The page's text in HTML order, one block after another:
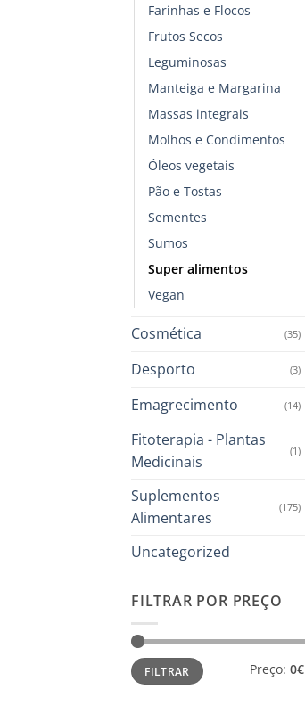
Farinhas e Flocos
Frutos Secos
Leguminosas
Manteiga e Margarina
Massas integrais
Molhos e Condimentos
Óleos vegetais
Pão e Tostas
Sementes
Sumos
Super alimentos
Vegan
Cosmética (35)
Desporto (3)
Emagrecimento (14)
Fitoterapia - Plantas
Medicinais
(1)
Suplementos
Alimentares
(175)
Uncategorized
FILTRAR POR PREÇO
Preço
mínimo
Preço
máximo
FILTRAR Preço: 0€